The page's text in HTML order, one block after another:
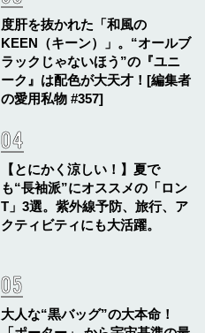
度肝を抜かれた「和風の
KEEN（キーン）」。“オールブ
ラックじゃないほう”の『ユニ
ーク』は配色が大天才！[編集者
の愛用私物 #357]
【とにかく涼しい！】夏で
も“長袖派”にオススメの「ロン
T」3選。紫外線予防、旅行、ア
クティビティにも大活躍。
大人な“黒バッグ”の大本命！